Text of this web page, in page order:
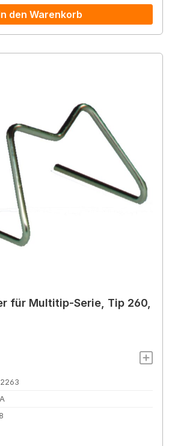
den Warenkorb
für Multitip-Serie, Tip 260,